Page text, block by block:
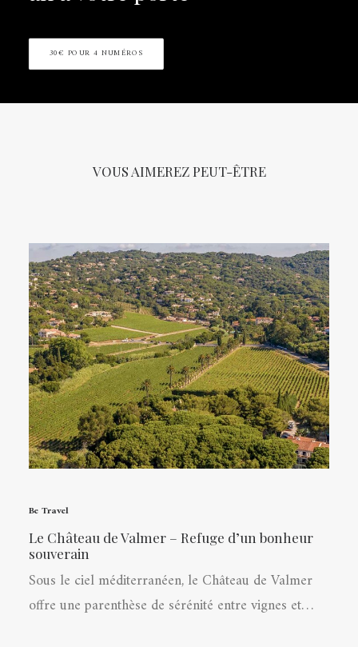
30€ POUR 4 NUMÉROS
VOUS AIMEREZ PEUT-ÊTRE
Be Travel
Le Château de Valmer – Refuge d’un bonheur
souverain
Sous le ciel méditerranéen, le Château de Valmer
offre une parenthèse de sérénité entre vignes et…